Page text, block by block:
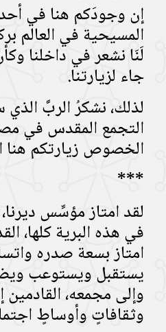
إن وجودَكم هنا في أحد
المسيحية في العالم
لَنَا نشعر في داخلنا
جاء لزيارتنا.
لذلك، نشكرُ الربَّ
التجمع المقدس في
الخصوص زيارتكم هنا
***
لقد امتاز مؤسِّس
في هذه البرية كلها،
امتاز بسعة صدره
يستقبل ويستوعب
وإلى مجمعه، القادمين
وثقافاتٍ وأوساطٍ